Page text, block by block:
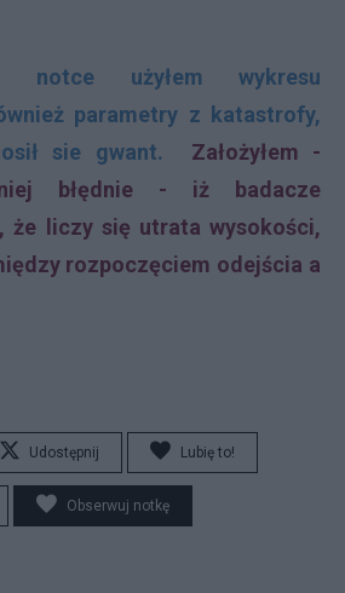
notce użyłem wykresu
parametry z katastrofy,
sie gwant.
Założyłem -
błędnie - iż badacze
że liczy się utrata wysokości,
rozpoczęciem odejścia a
Udostępnij Lubię to!
Obserwuj notkę